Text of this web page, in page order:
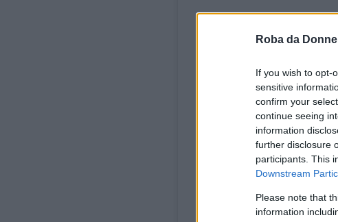
Roba da
If you wish to opt-
sensitive
confirm your
continue seeing
information
further disclosure
participants. This
Downstream
Please note that
information
Visualizza